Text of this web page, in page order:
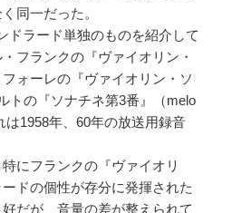
同一だった。
ラード単独のものを紹介して
フランクの『ヴァイオリン・
ォーレの『ヴァイオリン・ソ
トの『ソナチネ第3番』（melo
1958年、60年の放送用録音
にフランクの『ヴァイオリ
ドの個性が存分に発揮された
だが、音量の差が整えられて